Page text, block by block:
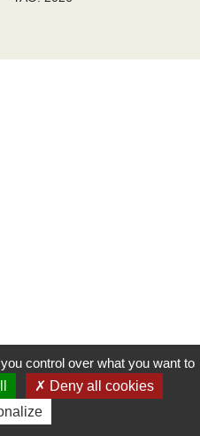
control over what you want to
Deny all cookies